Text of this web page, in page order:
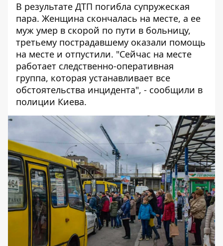
В результате ДТП погибла супружеская
пара. Женщина скончалась на месте, а ее
муж умер в скорой по пути в больницу,
третьему пострадавшему оказали помощь
на месте и отпустили. "Сейчас на месте
работает следственно-оперативная
группа, которая устанавливает все
обстоятельства инцидента", - сообщили в
полиции Киева.